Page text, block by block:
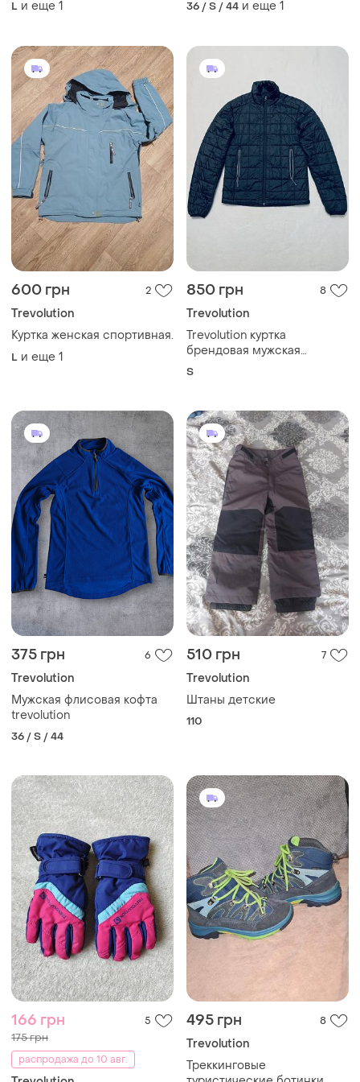
L и еще 1
размер на рост 164 -170
36 / S / 44 и еще 1
600 грн 2
Trevolution
Куртка женская спортивная.
L и еще 1
850 грн 8
Trevolution
Trevolution куртка
брендовая мужская
весенние чёрная
S
375 грн 6
Trevolution
Мужская флисовая кофта
trevolution
36 / S / 44
510 грн 7
Trevolution
Штаны детские
110
166 грн 5
175 грн
распродажа до 10 авг.
495 грн 8
Trevolution
Треккинговые